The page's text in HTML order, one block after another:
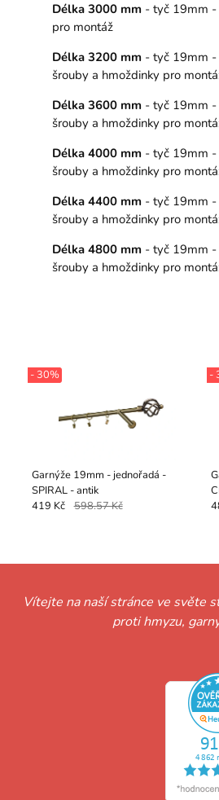
Délka 3000 mm - tyč 19mm -
pro montáž
Délka 3200 mm - tyč 19mm -
šrouby a hmoždinky pro
Délka 3600 mm - tyč 19mm -
šrouby a hmoždinky pro
Délka 4000 mm - tyč 19mm -
šrouby a hmoždinky pro
Délka 4400 mm - tyč 19mm -
šrouby a hmoždinky pro
Délka 4800 mm - tyč 19mm -
šrouby a hmoždinky pro
Garnýže 19mm - jednořadá -
SPIRAL - antik
- 30%
419 Kč 598.57 Kč
-
Vítejte na naší stránce ve světe
proti hmyzu,